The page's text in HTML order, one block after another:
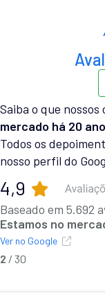
Saiba o que
mercado há 20
Todos os
nosso perfil do
4,9
Baseado em 5.692
Estamos no
Ver no Google
2 / 30